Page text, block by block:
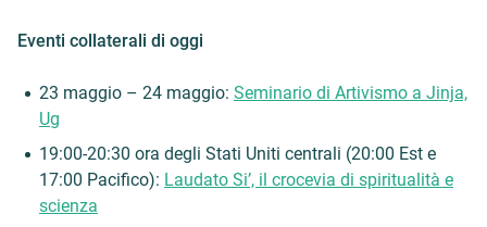
Eventi collaterali di oggi
23 maggio – 24 maggio: Seminario di Artivismo a Jinja,
Ug
19:00-20:30 ora degli Stati Uniti centrali (20:00 Est e
17:00 Pacifico): Laudato Si’, il crocevia di spiritualità e
scienza